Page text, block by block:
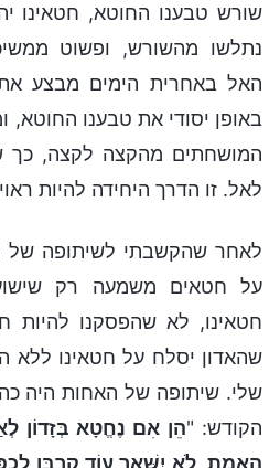
שורש טבענו החוטא, חטאינו
נתלשו מהשורש, ופשוט
האל באחרית הימים מבצע
באופן יסודי את טבענו החוטא,
המושחתים מהקצה לקצה, כך
לאל. זו הדרך היחידה להיות
לאחר שהקשבתי לשיתופה של
על חטאים משמעה רק
חטאינו, לא שהפסקנו להיות
שהאדון יסלח על חטאינו ללא
שלי. שיתופה של האחות היה
הקודש: "הֵן אִם נֶחֱטָא בְּזָדוֹן
הָאֱמֶת, לֹא יִשָּׁאֵר עוֹד קָרְבָּן